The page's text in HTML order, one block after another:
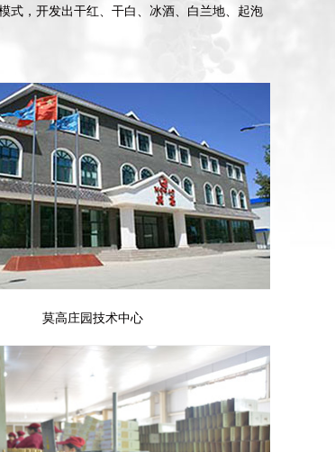
式，开发出干红、干白、冰酒、白兰地、起泡
莫高庄园技术中心